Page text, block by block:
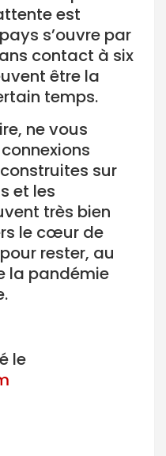
est
s’ouvre par
contact à six
être la
temps.
ne vous
sur
et les
très bien
le cœur de
rester, au
la pandémie
le